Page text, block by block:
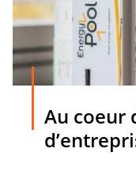
Au coeur